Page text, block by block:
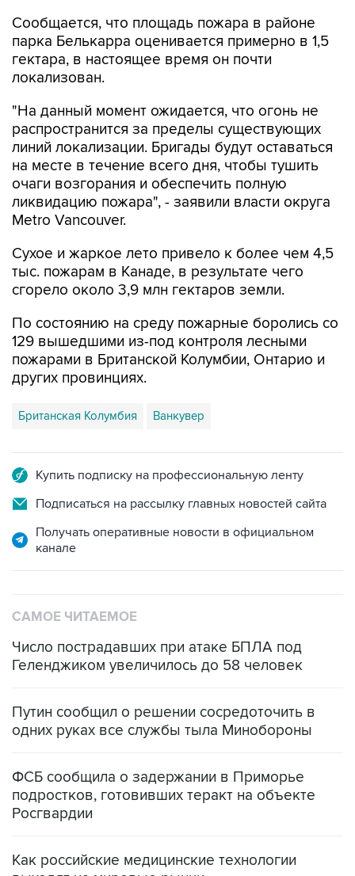
Сообщается, что площадь пожара в районе
парка Белькарра оценивается примерно в 1,5
гектара, в настоящее время он почти
локализован.
"На данный момент ожидается, что огонь не
распространится за пределы существующих
линий локализации. Бригады будут оставаться
на месте в течение всего дня, чтобы тушить
очаги возгорания и обеспечить полную
ликвидацию пожара", - заявили власти округа
Metro Vancouver.
Сухое и жаркое лето привело к более чем 4,5
тыс. пожарам в Канаде, в результате чего
сгорело около 3,9 млн гектаров земли.
По состоянию на среду пожарные боролись со
129 вышедшими из-под контроля лесными
пожарами в Британской Колумбии, Онтарио и
других провинциях.
Британская Колумбия Ванкувер
Купить подписку на профессиональную ленту
Подписаться на рассылку главных новостей сайта
Получать оперативные новости в официальном
канале
САМОЕ ЧИТАЕМОЕ
Число пострадавших при атаке БПЛА под
Геленджиком увеличилось до 58 человек
Путин сообщил о решении сосредоточить в
одних руках все службы тыла Минобороны
ФСБ сообщила о задержании в Приморье
подростков, готовивших теракт на объекте
Росгвардии
Как российские медицинские технологии